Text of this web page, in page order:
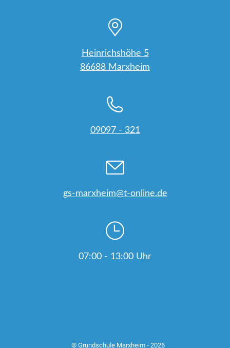
Heinrichshöhe 5
86688 Marxheim
09097 - 321
gs-marxheim@t-online.de
07:00 - 13:00 Uhr
© Grundschule Marxheim - 2026